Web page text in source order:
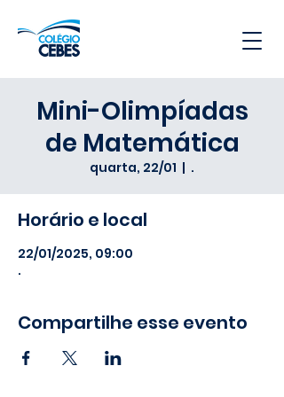
Mini-Olimpíadas
de Matemática
quarta, 22/01
  |
.
Horário e local
22/01/2025, 09:00
.
Compartilhe esse evento